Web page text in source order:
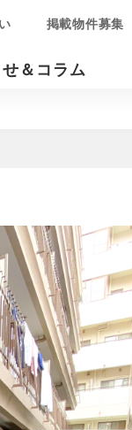
＆コラム
掲載物件募集